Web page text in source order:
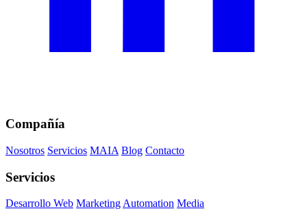
Compañía
Nosotros Servicios MAIA Blog Contacto
Servicios
Desarrollo Web MarketingAutomation Media